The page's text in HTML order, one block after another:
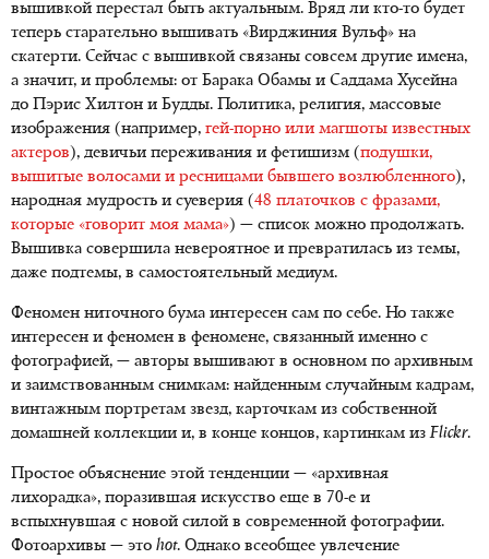
вышивкой перестал быть актуальным. Вряд ли кто-то будет
теперь старательно вышивать «Вирджиния Вульф» на
скатерти. Сейчас с вышивкой связаны совсем другие имена,
а значит, и проблемы: от Барака Обамы и Саддама Хусейна
до Пэрис Хилтон и Будды. Политика, религия, массовые
изображения (например, гей-порно или магшоты известных
актеров ), девичьи переживания и фетишизм (подушки,
вышитые волосами и ресницами бывшего возлюбленного),
народная мудрость и суеверия (48 платочков с фразами,
которые «говорит моя мама») — список можно продолжать.
Вышивка совершила невероятное и превратилась из темы,
даже подтемы, в самостоятельный медиум.
Феномен ниточного бума интересен сам по себе. Но также
интересен и феномен в феномене, связанный именно с
фотографией, — авторы вышивают в основном по архивным
и заимствованным снимкам: найденным случайным кадрам,
винтажным портретам звезд, карточкам из собственной
домашней коллекции и, в конце концов, картинкам изFlickr.
Простое объяснение этой тенденции — «архивная
лихорадка», поразившая искусство еще в 70-е и
вспыхнувшая с новой силой в современной фотографии.
Фотоархивы — это hot. Однако всеобщее увлечение